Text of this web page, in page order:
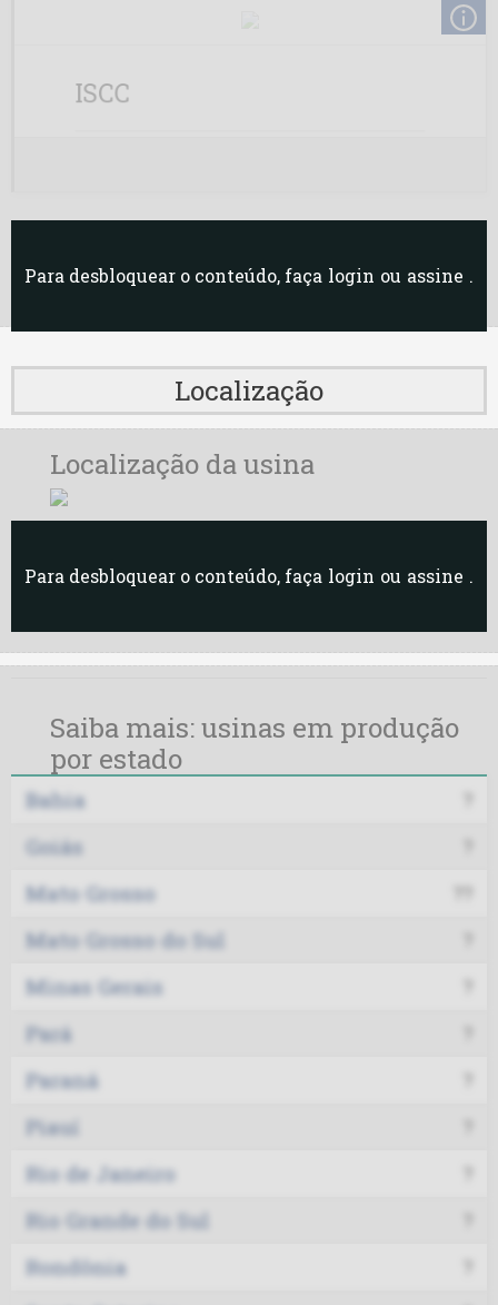
ISCC
Para desbloquear o conteúdo, faça login ou assine .
Localização
Localização da usina
Para desbloquear o conteúdo, faça login ou assine .
Saiba mais: usinas em produção
por estado
Bahia
Goiás
Mato Grosso
Mato Grosso do Sul
Minas Gerais
Pará
Paraná
Piauí
Rio de Janeiro
Rio Grande do Sul
Rondônia